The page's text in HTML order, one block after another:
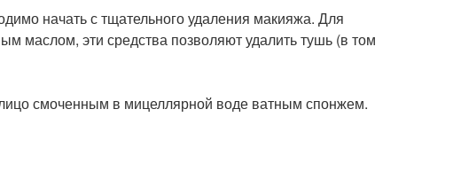
начать с тщательного удаления макияжа. Для
маслом, эти средства позволяют удалить тушь (в том
смоченным в мицеллярной воде ватным спонжем.